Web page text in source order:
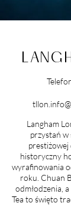
Langham
przystań w
historyczny
wyrafinowania
roku. Chuan
odmłodzenia,
Tea to święto